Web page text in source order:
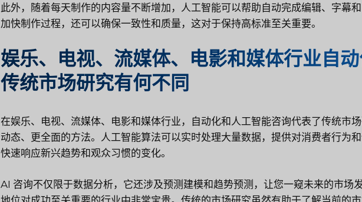
此外，随着每天制作的内容量不断增加，人工智能可以帮助自动完成编辑、字幕
加快制作过程，还可以确保一致性和质量，这对于保持高标准至关重要。
娱乐、电视、流媒体、电影和媒体行业自
传统市场研究有何不同
在娱乐、电视、流媒体、电影和媒体行业，自动化和人工智能咨询代表了传统市
动态、更全面的方法。人工智能算法可以实时处理大量数据，提供对消费者行为
快速响应新兴趋势和观众习惯的变化。
AI 咨询不仅限于数据分析，它还涉及预测建模和趋势预测，让您一窥未来的市场